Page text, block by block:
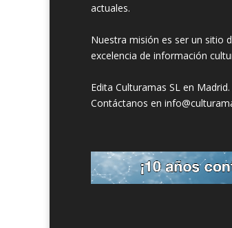
actuales.
Nuestra misión es ser un sitio
excelencia de información
Edita Culturamas SL en Madrid.
Contáctanos en